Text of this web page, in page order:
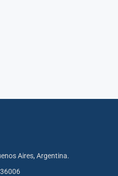
Aires, Argentina.